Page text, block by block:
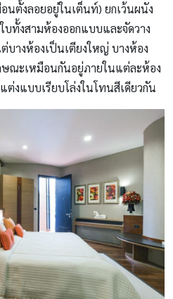
นตั้งลอยอยู่ในเต็นท์) ยกเว้นผนัง
ทั้งสามห้องออกแบบและจัดวาง
บางห้องเป็นเตียงใหญ่ บางห้อง
ณะเหมือนกันอยู่ภายในแต่ละห้อง
งแบบเรียบโล่งในโทนสีเดียวกัน